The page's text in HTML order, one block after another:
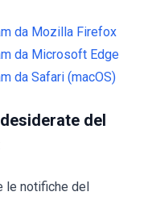
da Mozilla Firefox
da Microsoft Edge
da Safari (macOS)
del
le notifiche del